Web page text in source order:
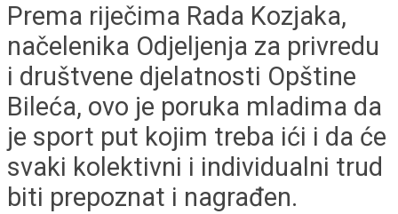
Prema riječima Rada Kozjaka,
načelenika Odjeljenja za privredu
i društvene djelatnosti Opštine
Bileća, ovo je poruka mladima da
je sport put kojim treba ići i da će
svaki kolektivni i individualni trud
biti prepoznat i nagrađen.